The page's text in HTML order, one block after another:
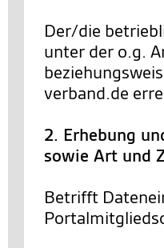
Der/die
unter der o.g.
verband.de
2. Erhebung
sowie Art und
Betrifft